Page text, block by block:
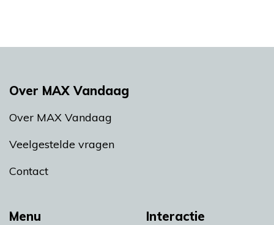
Menu Interactie
Over MAX Vandaag
Over MAX Vandaag
Veelgestelde vragen
Contact